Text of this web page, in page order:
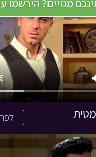
מנויים? הירשמו